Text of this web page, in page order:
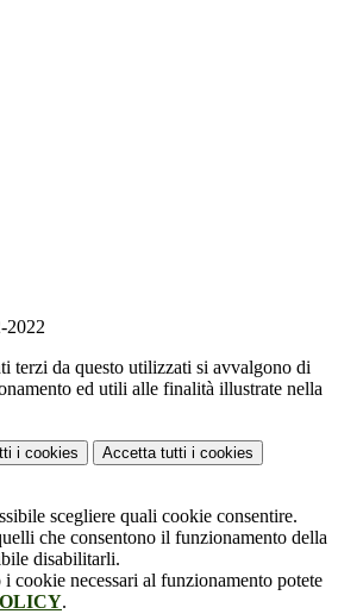
2022
terzi da questo utilizzati si avvalgono di
ed utili alle finalità illustrate nella
i cookies Accetta tutti i cookies
scegliere quali cookie consentire.
che consentono il funzionamento della
disabilitarli.
cookie necessari al funzionamento potete
.